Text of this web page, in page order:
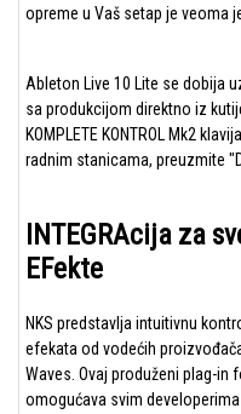
opreme u Vaš setap je veoma
Ableton Live 10 Lite se dobija
sa produkcijom direktno iz
KOMPLETE KONTROL Mk2
radnim stanicama, preuzmite
INTEGRAcija za
EFekte
NKS predstavlja intuitivnu
efekata od vodećih
Waves. Ovaj produženi plag-
omogućava svim